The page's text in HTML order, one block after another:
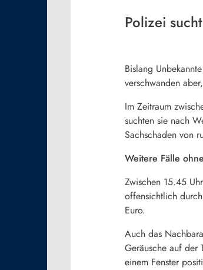
Polizei
Bislang
verschwanden
Im Zeitraum
suchten sie nach
Sachschaden von
Weitere Fälle
Zwischen 15.45
offensichtlich
Euro.
Auch das
Geräusche auf der
einem Fenster